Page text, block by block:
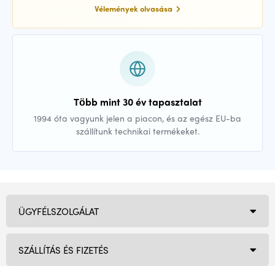
Vélemények olvasása
Több mint 30 év tapasztalat
1994 óta vagyunk jelen a piacon, és az egész EU-ba
szállítunk technikai termékeket.
ÜGYFÉLSZOLGÁLAT
SZÁLLÍTÁS ÉS FIZETÉS